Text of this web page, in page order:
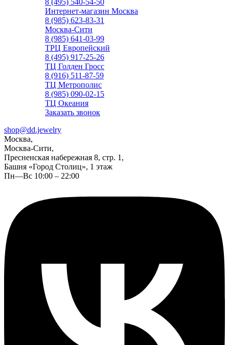
8 (495) 540-54-50
Интернет-магазин Москва
8 (985) 623-83-31
Москва-Сити
8 (985) 641-03-99
ТРЦ Европейский
8 (495) 917-25-26
ТЦ Голден Гросс
8 (916) 511-87-59
ТЦ Метрополис
8 (985) 090-02-15
ТЦ Океания
Заказать звонок
shop@dd.jewelry
Москва,
Москва-Сити,
Пресненская набережная 8, стр. 1,
Башня «Город Столиц», 1 этаж
Пн—Вс 10:00 – 22:00